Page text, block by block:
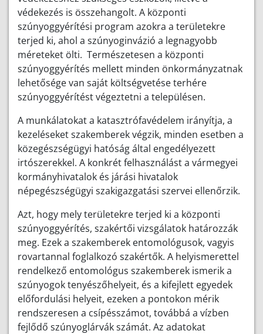
védekezés is összehangolt. A központi
szúnyoggyérítési program azokra a területekre
terjed ki, ahol a szúnyoginvázió a legnagyobb
méreteket ölti. Természetesen a központi
szúnyoggyérítés mellett minden önkormányzatnak
lehetősége van saját költségvetése terhére
szúnyoggyérítést végeztetni a településen.
A munkálatokat a katasztrófavédelem irányítja, a
kezeléseket szakemberek végzik, minden esetben a
közegészségügyi hatóság által engedélyezett
irtószerekkel. A konkrét felhasználást a vármegyei
kormányhivatalok és járási hivatalok
népegészségügyi szakigazgatási szervei ellenőrzik.
Azt, hogy mely területekre terjed ki a központi
szúnyoggyérítés, szakértői vizsgálatok határozzák
meg. Ezek a szakemberek entomológusok, vagyis
rovartannal foglalkozó szakértők. A helyismerettel
rendelkező entomológus szakemberek ismerik a
szúnyogok tenyészőhelyeit, és a kifejlett egyedek
előfordulási helyeit, ezeken a pontokon mérik
rendszeresen a csípésszámot, továbbá a vízben
fejlődő szúnyoglárvák számát. Az adatokat